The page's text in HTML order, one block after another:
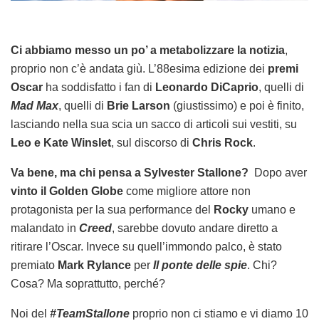
Ci abbiamo messo un po’ a metabolizzare la notizia,
proprio non c’è andata giù. L’88esima edizione dei premi
Oscar ha soddisfatto i fan di Leonardo DiCaprio, quelli di
Mad Max, quelli di Brie Larson (giustissimo) e poi è finito,
lasciando nella sua scia un sacco di articoli sui vestiti, su
Leo e Kate Winslet, sul discorso di Chris Rock.
Va bene, ma chi pensa a Sylvester Stallone? Dopo aver
vinto il Golden Globe come migliore attore non
protagonista per la sua performance del
Rocky umano e
malandato in Creed, sarebbe dovuto andare diretto a
ritirare l’Oscar. Invece su quell’immondo palco, è stato
premiato Mark Rylance per Il ponte delle spie. Chi?
Cosa? Ma soprattutto, perché?
Noi del #TeamStallone proprio non ci stiamo e vi diamo 10